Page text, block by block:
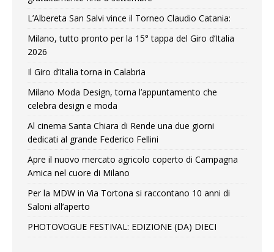
L’Albereta San Salvi vince il Torneo Claudio Catania:
Milano, tutto pronto per la 15° tappa del Giro d’Italia
2026
Il Giro d’Italia torna in Calabria
Milano Moda Design, torna l’appuntamento che
celebra design e moda
Al cinema Santa Chiara di Rende una due giorni
dedicati al grande Federico Fellini
Apre il nuovo mercato agricolo coperto di Campagna
Amica nel cuore di Milano
Per la MDW in Via Tortona si raccontano 10 anni di
Saloni all’aperto
PHOTOVOGUE FESTIVAL: EDIZIONE (DA) DIECI